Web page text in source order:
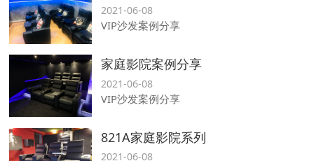
2021-06-08
VIP沙发案例分享
家庭影院案例分享
2021-06-08
VIP沙发案例分享
821A家庭影院系列
2021-06-08